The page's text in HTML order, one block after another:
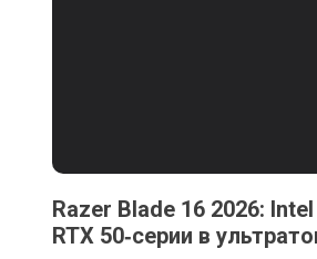
Razer Blade 16 2026:
RTX 50‑серии в